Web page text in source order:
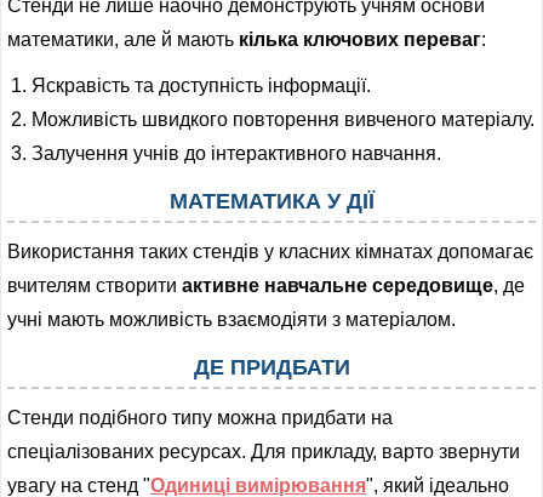
Стенди не лише наочно демонструють учням основи
математики, але й мають кілька ключових переваг:
Яскравість та доступність інформації.
Можливість швидкого повторення вивченого матеріалу.
Залучення учнів до інтерактивного навчання.
МАТЕМАТИКА У ДІЇ
Використання таких стендів у класних кімнатах допомагає
вчителям створити активне навчальне середовище, де
учні мають можливість взаємодіяти з матеріалом.
ДЕ ПРИДБАТИ
Стенди подібного типу можна придбати на
спеціалізованих ресурсах. Для прикладу, варто звернути
увагу на стенд "Одиниці вимірювання", який ідеально